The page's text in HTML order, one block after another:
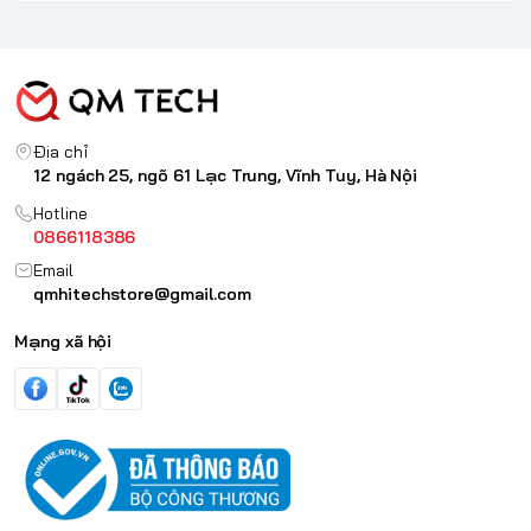
Địa chỉ
12 ngách 25, ngõ 61 Lạc Trung, Vĩnh Tuy, Hà Nội
Hotline
0866118386
Email
qmhitechstore@gmail.com
Mạng xã hội